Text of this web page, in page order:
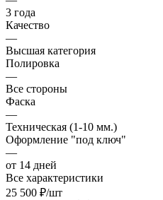
3 года
Качество
—
Высшая категория
Полировка
—
Все стороны
Фаска
—
Техническая (1-10 мм.)
Оформление "под ключ"
—
от 14 дней
Все характеристики
25 500 ₽/шт